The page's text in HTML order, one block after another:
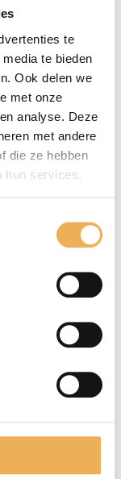
te
te bieden
Ook delen we
met onze
analyse. Deze
met andere
die ze hebben
hun services.
wordt niet